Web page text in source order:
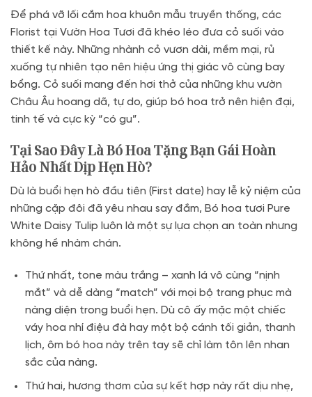
Để phá vỡ lối cắm hoa khuôn mẫu truyền thống, các
Florist tại Vườn Hoa Tươi đã khéo léo đưa cỏ suối vào
thiết kế này. Những nhành cỏ vươn dài, mềm mại, rủ
xuống tự nhiên tạo nên hiệu ứng thị giác vô cùng bay
bổng. Cỏ suối mang đến hơi thở của những khu vườn
Châu Âu hoang dã, tự do, giúp bó hoa trở nên hiện đại,
tinh tế và cực kỳ “có gu”.
Tại Sao Đây Là Bó Hoa Tặng Bạn Gái Hoàn
Hảo Nhất Dịp Hẹn Hò?
Dù là buổi hẹn hò đầu tiên (First date) hay lễ kỷ niệm của
những cặp đôi đã yêu nhau say đắm, Bó hoa tươi Pure
White Daisy Tulip luôn là một sự lựa chọn an toàn nhưng
không hề nhàm chán.
Thứ nhất, tone màu trắng – xanh lá vô cùng “nịnh
mắt” và dễ dàng “match” với mọi bộ trang phục mà
nàng diện trong buổi hẹn. Dù cô ấy mặc một chiếc
váy hoa nhí điệu đà hay một bộ cánh tối giản, thanh
lịch, ôm bó hoa này trên tay sẽ chỉ làm tôn lên nhan
sắc của nàng.
Thứ hai, hương thơm của sự kết hợp này rất dịu nhẹ,